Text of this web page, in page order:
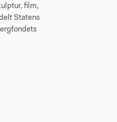
film,
Statens